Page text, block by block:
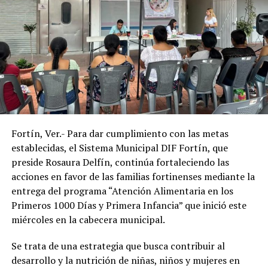
actividades diarias.
Con estas acciones, el Sistema Municipal DIF de
Amatlán de los Reyes reafirmó su compromiso de
trabajar en favor de los sectores más vulnerables del
municipio, acercando programas de asistencia social que
contribuyan a mejorar la salud, la inclusión y la calidad
de vida de la población.
Fortín, Ver.- Para dar cumplimiento con las metas
establecidas, el Sistema Municipal DIF Fortín, que
preside Rosaura Delfín, continúa fortaleciendo las
acciones en favor de las familias fortinenses mediante la
entrega del programa “Atención Alimentaria en los
Primeros 1000 Días y Primera Infancia” que inició este
miércoles en la cabecera municipal.
Se trata de una estrategia que busca contribuir al
desarrollo y la nutrición de niñas, niños y mujeres en